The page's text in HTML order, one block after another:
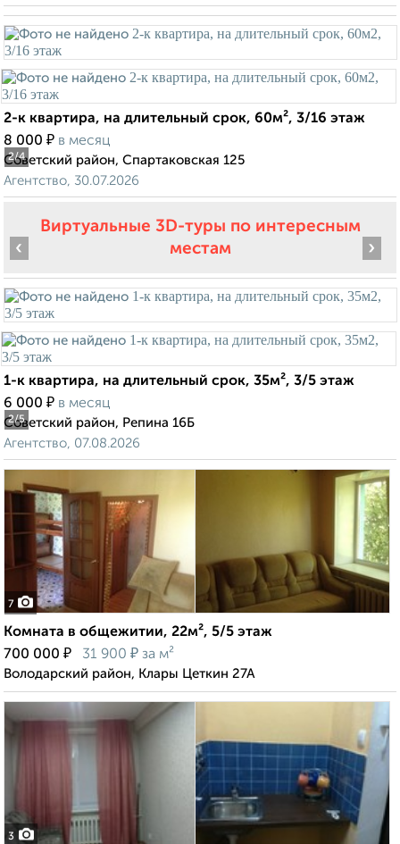
2/4
2-к квартира, на длительный срок, 60м², 3/16 этаж
8 000 ₽ в месяц
Советский район, Спартаковская 125
Агентство, 30.07.2026
Виртуальные 3D-туры по интересным
местам
2/5
‹ ›
1-к квартира, на длительный срок, 35м², 3/5 этаж
6 000 ₽ в месяц
Советский район, Репина 16Б
Агентство, 07.08.2026
7
Комната в общежитии, 22м², 5/5 этаж
700 000 ₽ 31 900 ₽ за м²
Володарский район, Клары Цеткин 27А
3